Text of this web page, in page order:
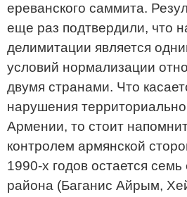
ереванского саммита.
еще раз подтвердили, что
делимитации является
условий нормализации
двумя странами. Что
нарушения
Армении, то стоит
контролем армянской
1990-х годов остается семь
района (Баганис Айрым,